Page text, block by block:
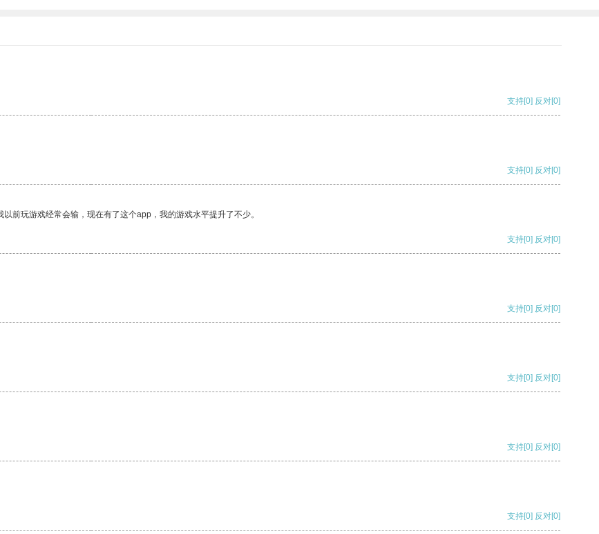
支持[0] 反对[0]
支持[0] 反对[0]
前玩游戏经常会输，现在有了这个app，我的游戏水平提升了不少。
支持[0] 反对[0]
支持[0] 反对[0]
支持[0] 反对[0]
支持[0] 反对[0]
支持[0] 反对[0]